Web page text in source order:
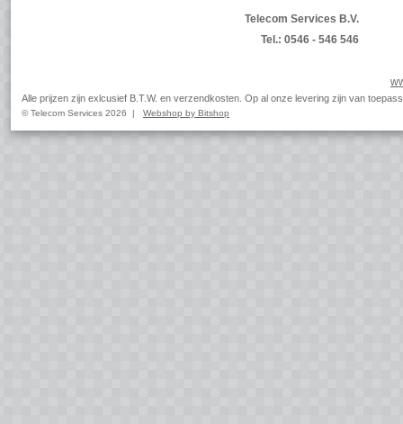
Telecom Services B.V.
Tel.: 0546 - 546 546
Alle prijzen zijn exlcusief B.T.W. en verzendkosten. Op al onze levering zijn van
© Telecom Services 2026 | Webshop by Bitshop